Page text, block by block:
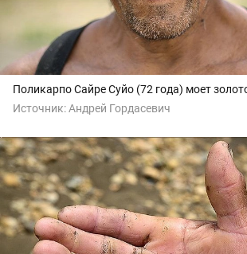
Поликарпо Сайре Суйо (72 года) моет
Источник:Андрей Гордасевич